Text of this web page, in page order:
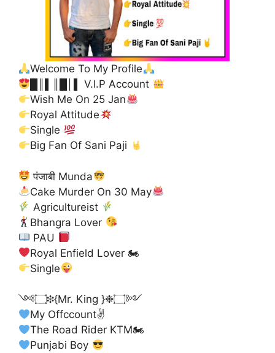
Welcome To My Profile
█║▌║█│▌ V.I.P Account
Wish Me On 25 Jan
Royal Attitude
Single
Big Fan Of Sani Paji
पंजाबी Munda
Cake Murder On 30 May
Agricultureist
Bhangra Lover
PAU
Royal Enfield Lover 🏍
Single
༺۝❉{Mr. King }❉۝༻
My Offccount✌
The Road Rider KTM🏍
Punjabi Boy